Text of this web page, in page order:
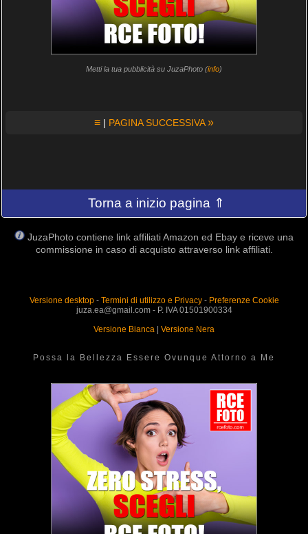
Metti la tua pubblicità su JuzaPhoto (info)
≡ | PAGINA SUCCESSIVA»
Torna a inizio pagina ⇑
JuzaPhoto contiene link affiliati Amazon ed Ebay e riceve una
commissione in caso di acquisto attraverso link affiliati.
Versione desktop- Termini di utilizzo e Privacy- Preferenze Cookie
juza.ea@gmail.com - P. IVA 01501900334
Versione Bianca
Versione Nera
Possa la Bellezza Essere Ovunque Attorno a Me